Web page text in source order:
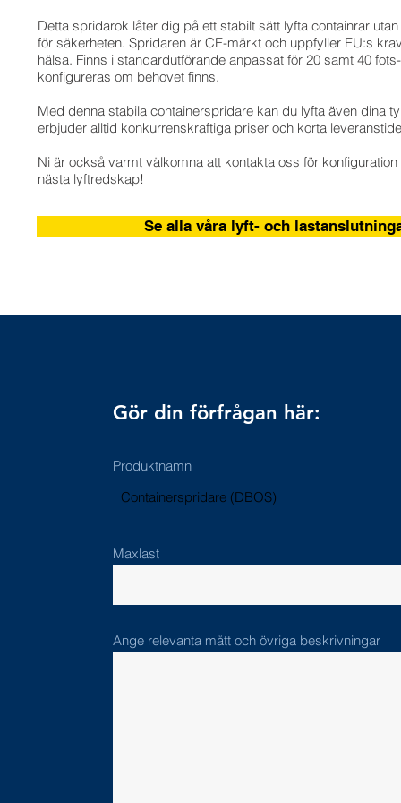
Detta spridarok låter dig på ett stabilt sätt lyfta containrar
för säkerheten. Spridaren är CE-märkt och uppfyller EU:s
hälsa. Finns i standardutförande anpassat för 20 samt 40
konfigureras om behovet finns.
Med denna stabila containerspridare kan du lyfta även dina
erbjuder alltid konkurrenskraftiga priser och korta
Ni är också varmt välkomna att kontakta oss för
nästa lyftredskap!
Se alla våra lyft- och
Gör din förfrågan här:
Produktnamn
Containerspridare (DBOS)
Maxlast
Ange relevanta mått och övriga beskrivningar